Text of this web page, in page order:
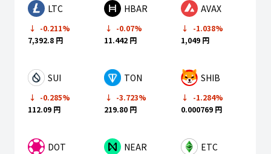
LTC
-0.211%
7,392.8 円
HBAR
-0.07%
11.442 円
AVAX
-1.038%
1,049 円
SUI
-0.285%
112.09 円
TON
-3.723%
219.80 円
SHIB
-1.284%
0.000769 円
DOT NEAR ETC